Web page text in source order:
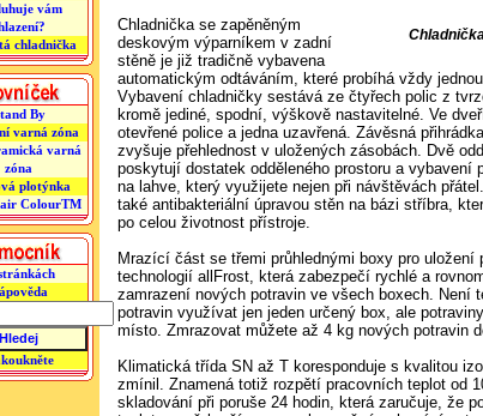
vám
chladnička
By
varná zóna
varná
zóna
plotýnka
ColourTM
Chladnička se zapěněným
deskovým výparníkem v zadní
stěně je již tradičně vybavena
automatickým odtáváním, které probíhá vždy
Vybavení chladničky sestává ze čtyřech polic z
kromě jediné, spodní, výškově nastavitelné. Ve
otevřené police a jedna uzavřená. Závěsná
zvyšuje přehlednost v uložených zásobách. Dvě
poskytují dostatek odděleného prostoru a vybavení
na lahve, který využijete nejen při návštěvách
také antibakteriální úpravou stěn na bázi stříbra,
po celou životnost přístroje.
Mrazící část se třemi průhlednými boxy pro uložení
technologií allFrost, která zabezpečí rychlé a
zamrazení nových potravin ve všech boxech. Není
potravin využívat jen jeden určený box, ale
místo. Zmrazovat můžete až 4 kg nových potravin
Klimatická třída SN až T koresponduje s kvalitou
zmínil. Znamená totiž rozpětí pracovních teplot od
skladování při poruše 24 hodin, která zaručuje, že